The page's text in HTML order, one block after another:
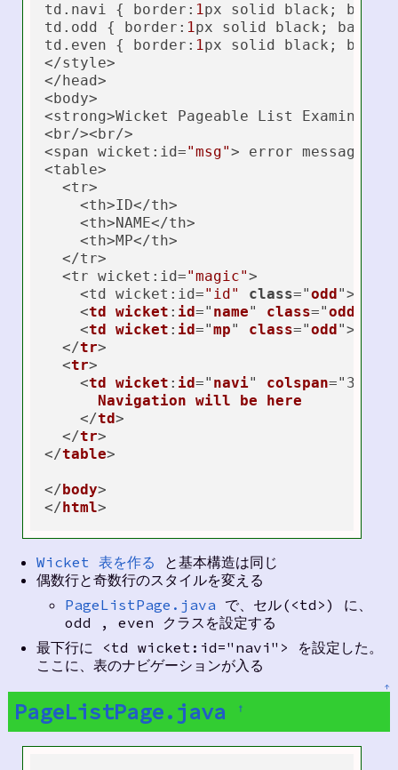
td.navi { border: 1px solid black;
td.odd { border: 1px solid black;
td.even { border: 1px solid black;
</style>
</head>
<body>
<strong>Wicket Pageable List
<br/><br/>
<span wicket:id="msg"> error message
<table>
  <tr>
    <th>ID</th>
    <th>NAME</th>
    <th>MP</th>
  </tr>
  <tr wicket:id=
"magic">
    <td wicket:id=
"id" class="odd">01</
    <
td wicket : id=" name" class="odd
    <
td wicket : id="mp" class="odd">10</
  </
tr>
  <
tr>
    <
td wicket : id=" navi" colspan="3"
Navigation will be
here
    </
td>
  </
tr>
</table>
</body>
</html
Wicket 表を作る と基本構造は同じ
偶数行と奇数行のスタイルを変える
PageListPage.java で、セル(<td>) に、
odd , even クラスを設定する
最下行に <td wicket:id="navi"> を設定した。
ここに、表のナビゲーションが入る
↑
PageListPage.java †